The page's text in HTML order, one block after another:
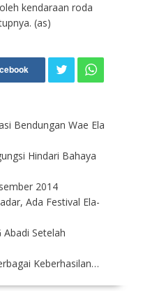
kendaraan roda
(as)
Bendungan Wae Ela
Hindari Bahaya
2014
Ada Festival Ela-
Setelah
Keberhasilan…